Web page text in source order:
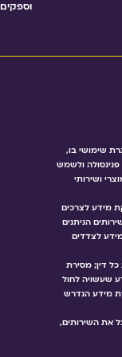
וספקים
שימושי בו,
ולשמש
ושירותי
מידע לצרכים
הניתנים
לצדדים
דין; מסירת
שעשויה לחול
מידע הנדרש
את השירותים,